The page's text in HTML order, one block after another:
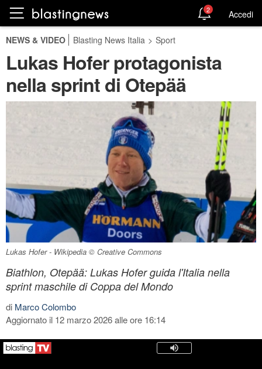
2 Accedi
NEWS & VIDEO Blasting News Italia > Sport
Lukas Hofer protagonista
nella sprint di Otepää
Lukas Hofer - Wikipedia © Creative Commons
Biathlon, Otepää: Lukas Hofer guida l'Italia nella
sprint maschile di Coppa del Mondo
di Marco Colombo
Aggiornato il 12 marzo 2026 alle ore 16:14